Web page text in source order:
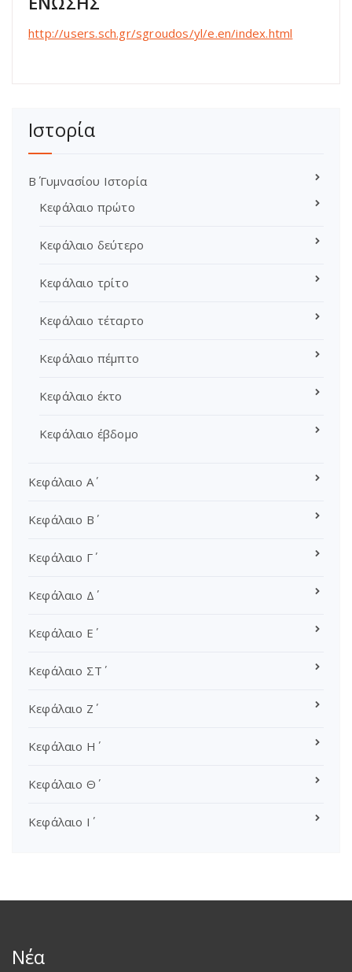
http://users.sch.gr/sgroudos/yl/e.en/index.html
Ιστορία
Β΄ Γυμνασίου Ιστορία
Κεφάλαιο πρώτο
Κεφάλαιο δεύτερο
Κεφάλαιο τρίτο
Κεφάλαιο τέταρτο
Κεφάλαιο πέμπτο
Κεφάλαιο έκτο
Κεφάλαιο έβδομο
Κεφάλαιο Α΄
Κεφάλαιο Β΄
Κεφάλαιο Γ΄
Κεφάλαιο Δ΄
Κεφάλαιο Ε΄
Κεφάλαιο ΣΤ΄
Κεφάλαιο Ζ΄
Κεφάλαιο Η΄
Κεφάλαιο Θ΄
Κεφάλαιο Ι΄
Νέα